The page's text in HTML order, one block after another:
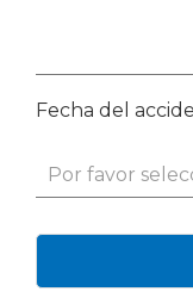
Fecha del